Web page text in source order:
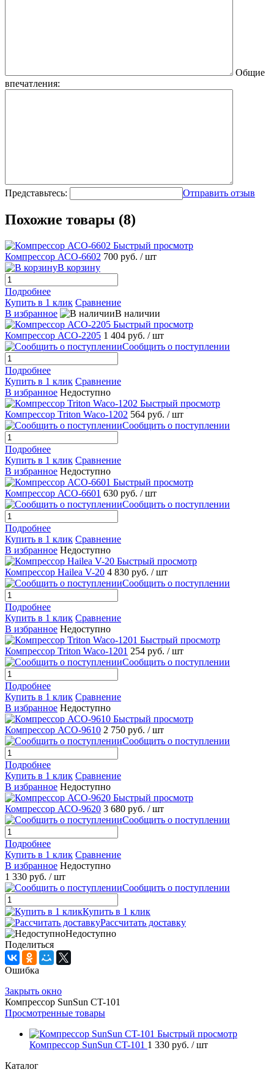
Общие
впечатления:
Представьтесь: Отправить отзыв
Похожие товары (8)
Быстрый просмотр
Компрессор АСО-6602 700 руб. / шт
В корзину
Подробнее
Купить в 1 клик Сравнение
В избранное
В наличии
Быстрый просмотр
Компрессор АСО-2205 1 404 руб. / шт
Сообщить о поступлении
Подробнее
Купить в 1 клик Сравнение
В избранное Недоступно
Быстрый просмотр
Компрессор Triton Waco-1202 564 руб. / шт
Сообщить о поступлении
Подробнее
Купить в 1 клик Сравнение
В избранное Недоступно
Быстрый просмотр
Компрессор АСО-6601 630 руб. / шт
Сообщить о поступлении
Подробнее
Купить в 1 клик Сравнение
В избранное Недоступно
Быстрый просмотр
Компрессор Hailea V-20 4 830 руб. / шт
Сообщить о поступлении
Подробнее
Купить в 1 клик Сравнение
В избранное Недоступно
Быстрый просмотр
Компрессор Triton Waco-1201 254 руб. / шт
Сообщить о поступлении
Подробнее
Купить в 1 клик Сравнение
В избранное Недоступно
Быстрый просмотр
Компрессор АСО-9610 2 750 руб. / шт
Сообщить о поступлении
Подробнее
Купить в 1 клик Сравнение
В избранное Недоступно
Быстрый просмотр
Компрессор АСО-9620 3 680 руб. / шт
Сообщить о поступлении
Подробнее
Купить в 1 клик Сравнение
В избранное Недоступно
1 330 руб. / шт
Сообщить о поступлении
Купить в 1 клик
Рассчитать доставку
Недоступно
Поделиться
Ошибка
Закрыть окно
Компрессор SunSun CT-101
Просмотренные товары
Быстрый просмотр
Компрессор SunSun CT-101 1 330 руб. / шт
Каталог